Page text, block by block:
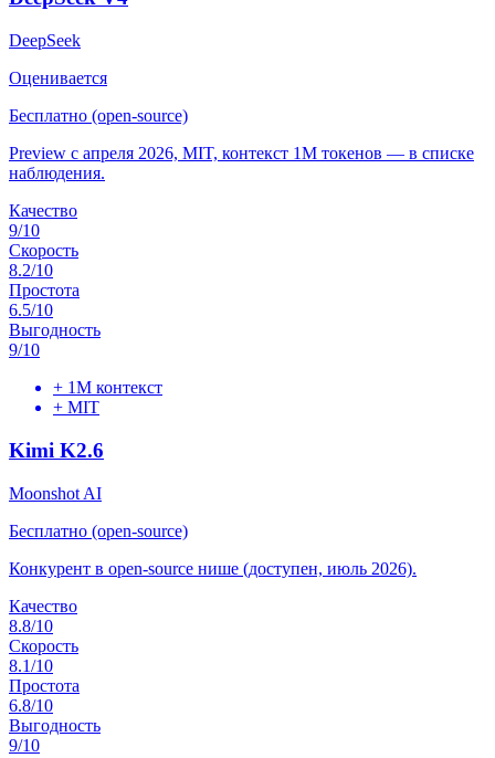
DeepSeek
Оценивается
Бесплатно (open-source)
Preview с апреля 2026, MIT, контекст 1M токенов — в списке
наблюдения.
Качество
9/10
Скорость
8.2/10
Простота
6.5/10
Выгодность
9/10
+ 1M контекст
+ MIT
Kimi K2.6
Moonshot AI
Бесплатно (open-source)
Конкурент в open-source нише (доступен, июль 2026).
Качество
8.8/10
Скорость
8.1/10
Простота
6.8/10
Выгодность
9/10